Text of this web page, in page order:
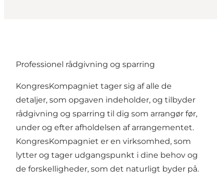
Professionel rådgivning og sparring
KongresKompagniet tager sig af alle de
detaljer, som opgaven indeholder, og tilbyder
rådgivning og sparring til dig som arrangør før,
under og efter afholdelsen af arrangementet.
KongresKompagniet er en virksomhed, som
lytter og tager udgangspunkt i dine behov og
de forskelligheder, som det naturligt byder på.